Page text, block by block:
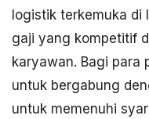
logistik terkemuka di
gaji yang kompetitif
karyawan. Bagi para
untuk bergabung
untuk memenuhi